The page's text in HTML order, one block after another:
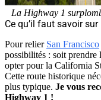
La Highway 1
Ce qu’il faut savoir
Pour relier San Francisco
possibilités : soit prendre
opter pour la California
Cette route historique
plus typique. Je vous
Highway 1 !